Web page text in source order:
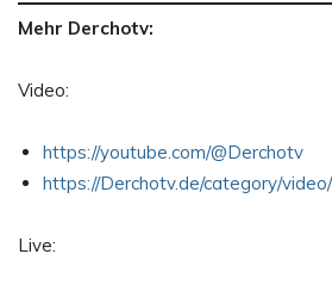
Mehr Derchotv:
Video:
https://youtube.com/@Derchotv
https://Derchotv.de/category/video/
Live: